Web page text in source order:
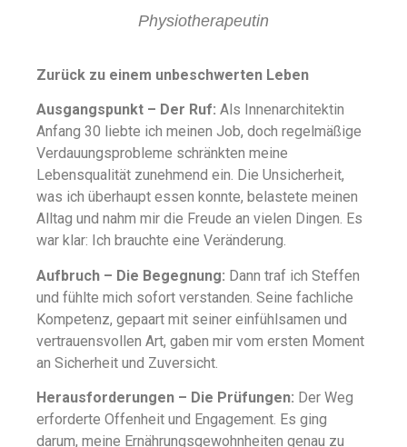
Physiotherapeutin
Zurück zu einem unbeschwerten Leben
Ausgangspunkt – Der Ruf: Als Innenarchitektin
Anfang 30 liebte ich meinen Job, doch regelmäßige
Verdauungsprobleme schränkten meine
Lebensqualität zunehmend ein. Die Unsicherheit,
was ich überhaupt essen konnte, belastete meinen
Alltag und nahm mir die Freude an vielen Dingen. Es
war klar: Ich brauchte eine Veränderung.
Aufbruch – Die Begegnung: Dann traf ich Steffen
und fühlte mich sofort verstanden. Seine fachliche
Kompetenz, gepaart mit seiner einfühlsamen und
vertrauensvollen Art, gaben mir vom ersten Moment
an Sicherheit und Zuversicht.
Herausforderungen – Die Prüfungen: Der Weg
erforderte Offenheit und Engagement. Es ging
darum, meine Ernährungsgewohnheiten genau zu